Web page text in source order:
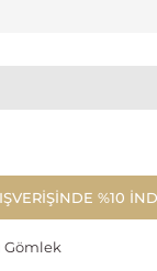
%10
Gömlek